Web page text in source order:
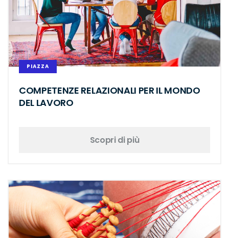
PIAZZA
COMPETENZE RELAZIONALI PER IL MONDO
DEL LAVORO
Scopri di più